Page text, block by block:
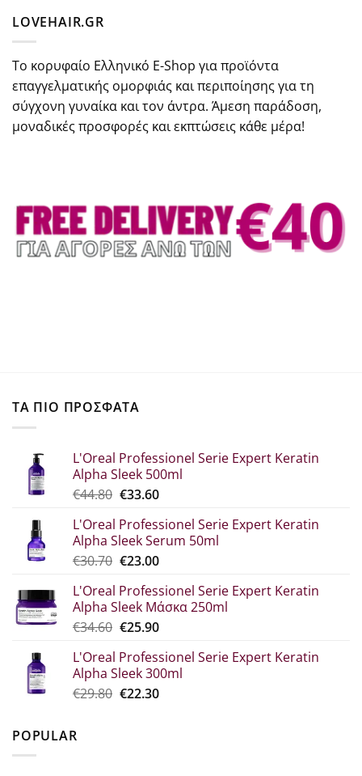
LOVEHAIR.GR
Το κορυφαίο Ελληνικό E-Shop για προϊόντα
επαγγελματικής ομορφιάς και περιποίησης για τη
σύγχονη γυναίκα και τον άντρα. Άμεση παράδοση,
μοναδικές προσφορές και εκπτώσεις κάθε μέρα!
ΤΑ ΠΙΟ ΠΡΟΣΦΑΤΑ
L'Oreal Professionel Serie Expert Keratin
Alpha Sleek 500ml
€44.80 Original
was:
€44.80.
€33.60Η
τιμή
είναι:
€33.60.
L'Oreal Professionel Serie Expert Keratin
Alpha Sleek Serum 50ml
€30.70 Original
was:
€30.70.
€23.00Η
τιμή
είναι:
€23.00.
L'Oreal Professionel Serie Expert Keratin
Alpha Sleek Μάσκα 250ml
€34.60 Original
was:
€34.60.
€25.90Η
τιμή
είναι:
€25.90.
L'Oreal Professionel Serie Expert Keratin
Alpha Sleek 300ml
€29.80 Original
€22.30Η
POPULAR